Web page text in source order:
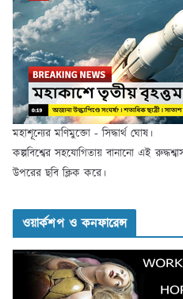
মহাশূন্যের মণিমুক্তো - সিদ্ধার্থ ঘোষ।
কল্পবিশ্বের সহযোগিতায় বানানো এই
উপরের ছবি ক্লিক করে।
ওয়ার্কশপ ও কনফারেন্স